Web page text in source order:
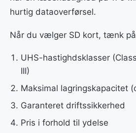
hurtig dataoverførsel.
Når du vælger SD kort, tænk
UHS-hastighdsklasser
III)
Maksimal lagringskapacitet
Garanteret driftssikkerhed
Pris i forhold til ydelse